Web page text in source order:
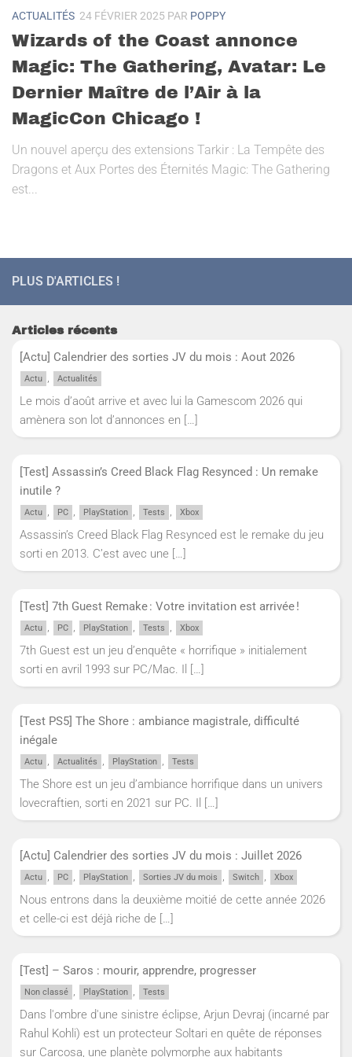
ACTUALITÉS 24 FÉVRIER 2025 PAR POPPY
Wizards of the Coast annonce
Magic: The Gathering, Avatar: Le
Dernier Maître de l’Air à la
MagicCon Chicago !
Un nouvel aperçu des extensions Tarkir : La Tempête des
Dragons et Aux Portes des Éternités Magic: The Gathering
est...
PLUS D'ARTICLES !
Articles récents
[Actu] Calendrier des sorties JV du mois : Aout 2026
Actu , Actualités
Le mois d’août arrive et avec lui la Gamescom 2026 qui
amènera son lot d’annonces en […]
[Test] Assassin’s Creed Black Flag Resynced : Un remake
inutile ?
Actu , PC , PlayStation , Tests , Xbox
Assassin’s Creed Black Flag Resynced est le remake du jeu
sorti en 2013. C’est avec une […]
[Test] 7th Guest Remake : Votre invitation est arrivée !
Actu , PC , PlayStation , Tests , Xbox
7th Guest est un jeu d’enquête « horrifique » initialement
sorti en avril 1993 sur PC/Mac. Il […]
[Test PS5] The Shore : ambiance magistrale, difficulté
inégale
Actu , Actualités , PlayStation , Tests
The Shore est un jeu d’ambiance horrifique dans un univers
lovecraftien, sorti en 2021 sur PC. Il […]
[Actu] Calendrier des sorties JV du mois : Juillet 2026
Actu , PC , PlayStation , Sorties JV du mois , Switch , Xbox
Nous entrons dans la deuxième moitié de cette année 2026
et celle-ci est déjà riche de […]
[Test] – Saros : mourir, apprendre, progresser
Non classé , PlayStation , Tests
Dans l'ombre d'une sinistre éclipse, Arjun Devraj (incarné par
Rahul Kohli) est un protecteur Soltari en quête de réponses
sur Carcosa, une planète polymorphe aux habitants